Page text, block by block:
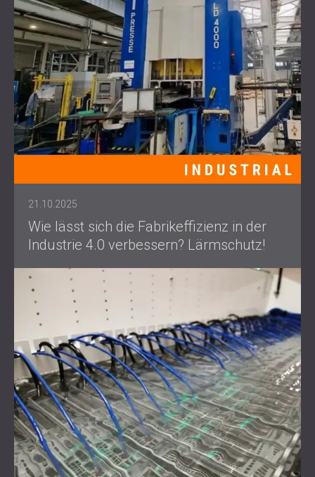
21.10.2025
Wie lässt sich die Fabrikeffizienz in der
Industrie 4.0 verbessern? Lärmschutz!